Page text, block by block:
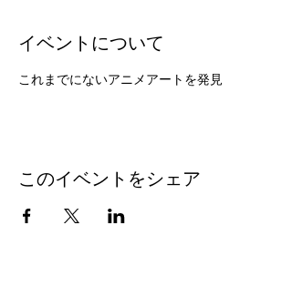
イベントについて
これまでにないアニメアートを発見
このイベントをシェア